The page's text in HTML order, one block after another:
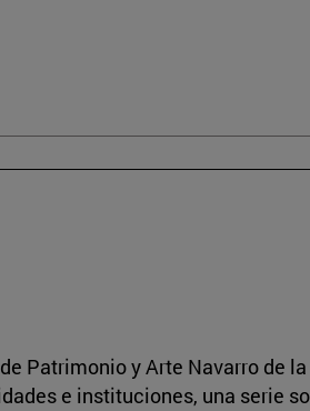
Patrimonio y Arte Navarro de
e instituciones, una serie